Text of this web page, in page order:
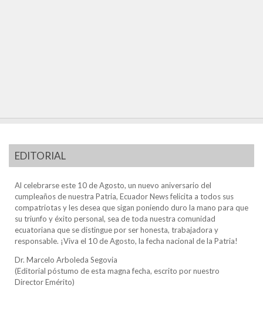
EDITORIAL
Al celebrarse este 10 de Agosto, un nuevo aniversario del
cumpleaños de nuestra Patria, Ecuador News felicita a todos sus
compatriotas y les desea que sigan poniendo duro la mano para que
su triunfo y éxito personal, sea de toda nuestra comunidad
ecuatoriana que se distingue por ser honesta, trabajadora y
responsable. ¡Viva el 10 de Agosto, la fecha nacional de la Patria!
Dr. Marcelo Arboleda Segovia
(Editorial póstumo de esta magna fecha, escrito por nuestro
Director Emérito)